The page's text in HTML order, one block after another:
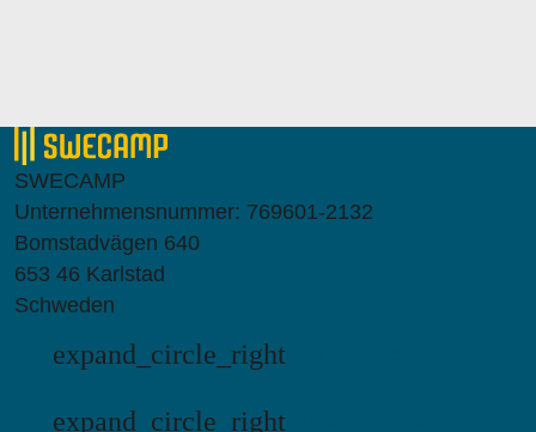
SWECAMP
Unternehmensnummer: 769601-2132
Bomstadvägen 640
653 46 Karlstad
Schweden
expand_circle_right
expand_circle_right